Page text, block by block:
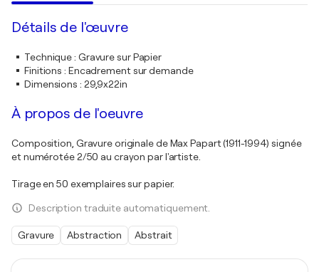
Détails de l'œuvre
Technique: Gravure sur Papier
Finitions : Encadrement sur demande
Dimensions : 29,9x22in
À propos de l'oeuvre
Composition, Gravure originale de Max Papart (1911-1994) signée
et numérotée 2/50 au crayon par l'artiste.
Tirage en 50 exemplaires sur papier.
Description traduite automatiquement.
Gravure Abstraction Abstrait